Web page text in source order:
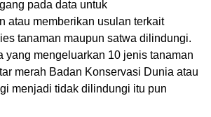
pada data untuk
atau memberikan usulan terkait
tanaman maupun satwa dilindungi.
yang mengeluarkan 10 jenis tanaman
merah Badan Konservasi Dunia atau
menjadi tidak dilindungi itu pun